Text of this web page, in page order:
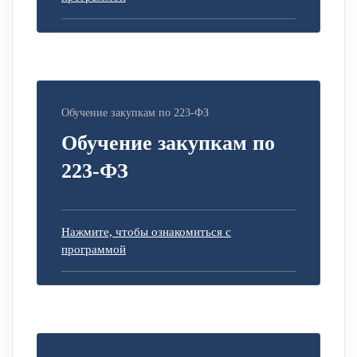
Обучение закупкам по 223-ФЗ
Обучение закупкам по
223-ФЗ
Нажмите, чтобы ознакомиться с
программой